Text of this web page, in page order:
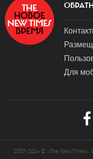
Для
2007-2024 © «The New